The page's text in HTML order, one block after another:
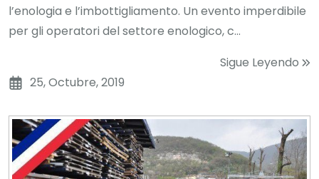
l’enologia e l’imbottigliamento. Un evento imperdibile
per gli operatori del settore enologico, c...
Sigue Leyendo
25, Octubre, 2019